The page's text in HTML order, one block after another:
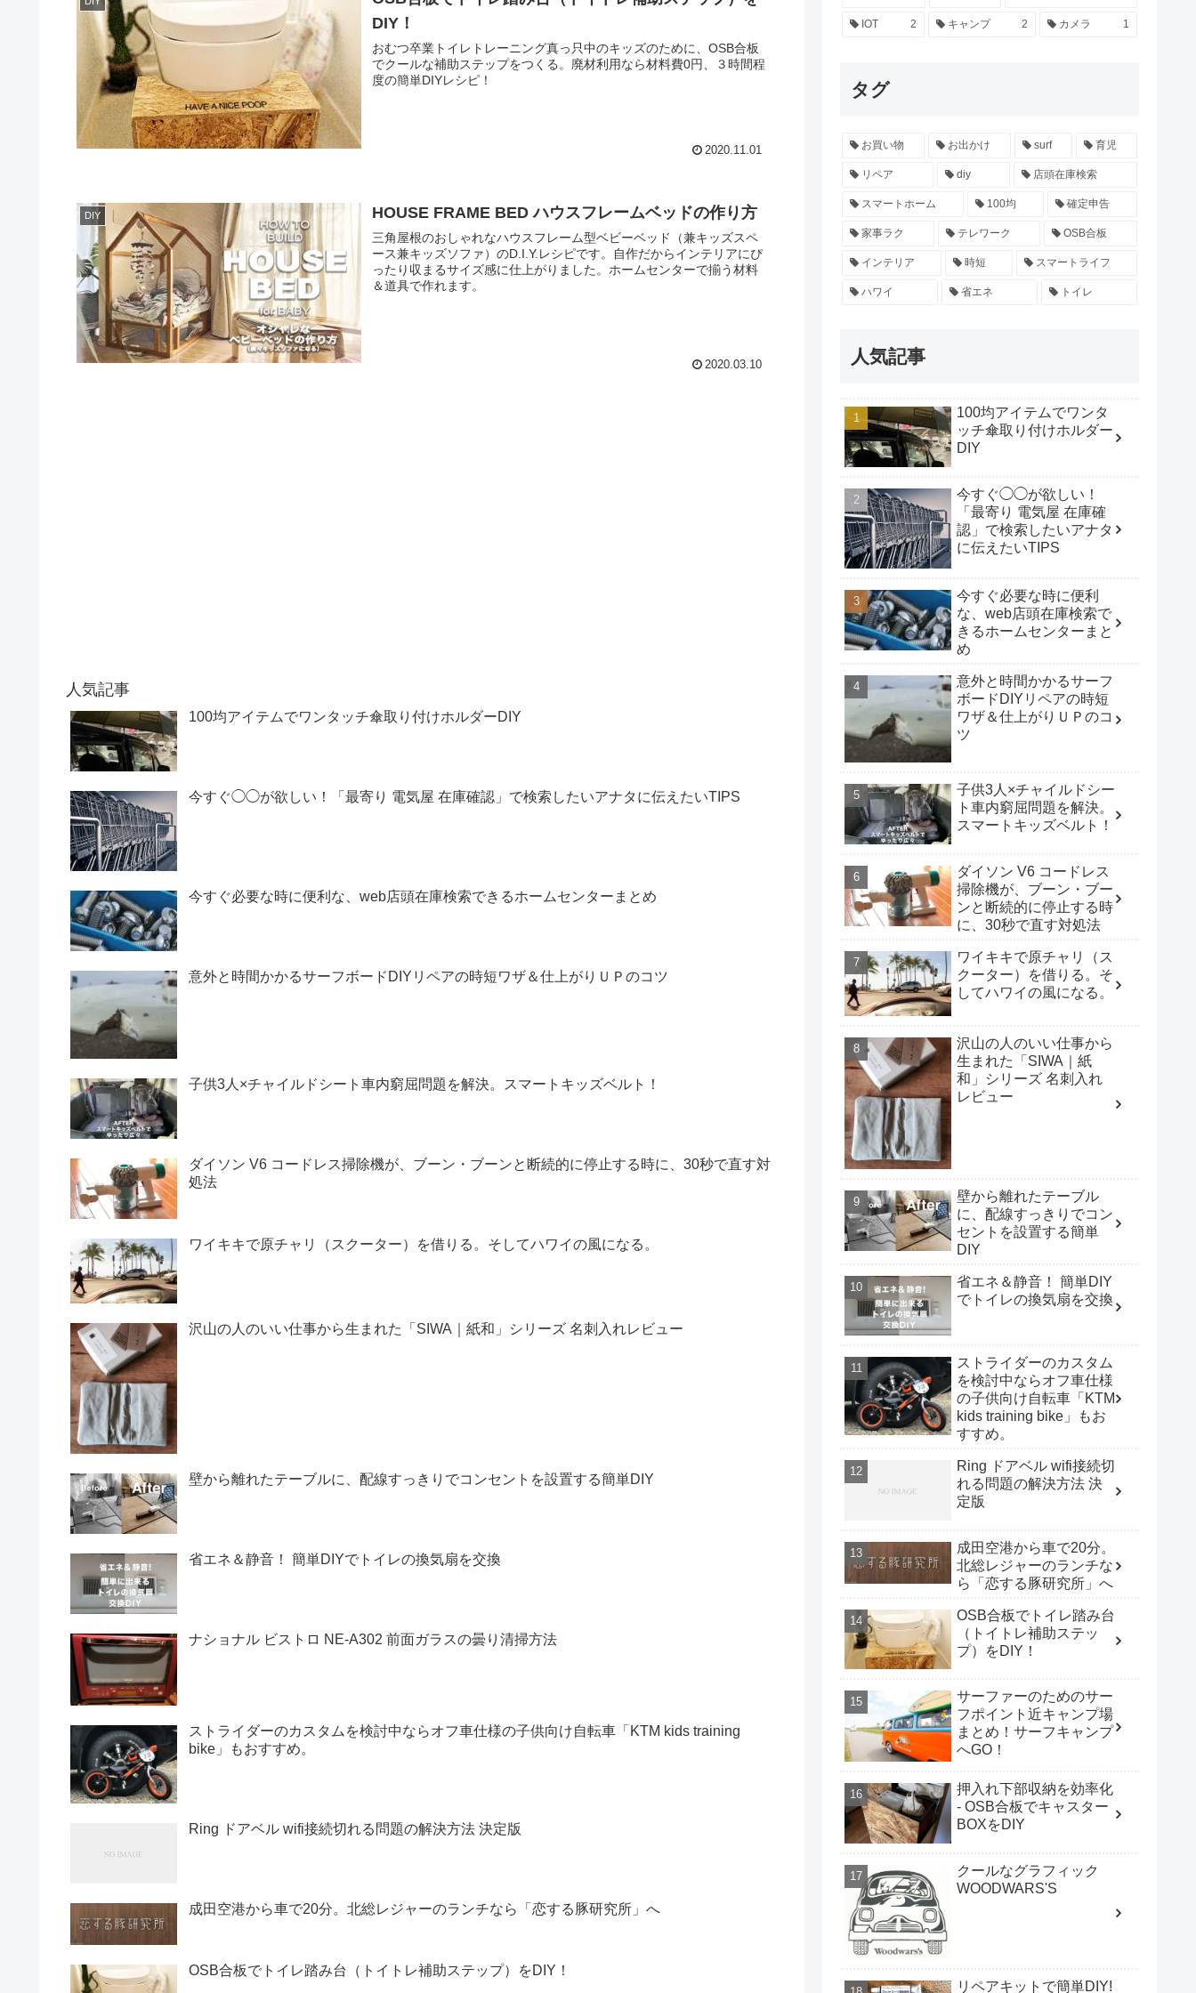
DIY！
おむつ卒業トイレトレーニング真っ只中のキッズのために、OSB合板
でクールな補助ステップをつくる。廃材利用なら材料費0円、３時間程
度の簡単DIYレシピ！
2020.11.01
DIY HOUSE FRAME BED ハウスフレームベッドの作り方
三角屋根のおしゃれなハウスフレーム型ベビーベッド（兼キッズスペ
ース兼キッズソファ）のD.I.Y.レシピです。自作だからインテリアにぴ
ったり収まるサイズ感に仕上がりました。ホームセンターで揃う材料
＆道具で作れます。
2020.03.10
人気記事
100均アイテムでワンタッチ傘取り付けホルダーDIY
今すぐ◯◯が欲しい！「最寄り 電気屋 在庫確認」で検索したいアナタに伝えたいTIPS
今すぐ必要な時に便利な、web店頭在庫検索できるホームセンターまとめ
意外と時間かかるサーフボードDIYリペアの時短ワザ＆仕上がりＵＰのコツ
子供3人×チャイルドシート車内窮屈問題を解決。スマートキッズベルト！
ダイソン V6 コードレス掃除機が、ブーン・ブーンと断続的に停止する時に、30秒で直す対
処法
ワイキキで原チャリ（スクーター）を借りる。そしてハワイの風になる。
沢山の人のいい仕事から生まれた「SIWA｜紙和」シリーズ 名刺入れレビュー
壁から離れたテーブルに、配線すっきりでコンセントを設置する簡単DIY
省エネ＆静音！ 簡単DIYでトイレの換気扇を交換
ナショナル ビストロ NE-A302 前面ガラスの曇り清掃方法
ストライダーのカスタムを検討中ならオフ車仕様の子供向け自転車「KTM kids training
bike」もおすすめ。
Ring ドアベル wifi接続切れる問題の解決方法 決定版
成田空港から車で20分。北総レジャーのランチなら「恋する豚研究所」へ
OSB合板でトイレ踏み台（トイトレ補助ステップ）をDIY！
IOT 2 キャンプ 2 カメラ 1
タグ
お買い物 お出かけ surf 育児
リペア diy 店頭在庫検索
スマートホーム 100均 確定申告
家事ラク テレワーク OSB合板
インテリア 時短 スマートライフ
ハワイ 省エネ トイレ
人気記事
100均アイテムでワンタ
ッチ傘取り付けホルダー
DIY
今すぐ◯◯が欲しい！
「最寄り 電気屋 在庫確
認」で検索したいアナタ
に伝えたいTIPS
今すぐ必要な時に便利
な、web店頭在庫検索で
きるホームセンターまと
め
意外と時間かかるサーフ
ボードDIYリペアの時短
ワザ＆仕上がりＵＰのコ
ツ
子供3人×チャイルドシー
ト車内窮屈問題を解決。
スマートキッズベルト！
ダイソン V6 コードレス
掃除機が、ブーン・ブー
ンと断続的に停止する時
に、30秒で直す対処法
ワイキキで原チャリ（ス
クーター）を借りる。そ
してハワイの風になる。
沢山の人のいい仕事から
生まれた「SIWA｜紙
和」シリーズ 名刺入れ
レビュー
壁から離れたテーブル
に、配線すっきりでコン
セントを設置する簡単
DIY
省エネ＆静音！ 簡単DIY
でトイレの換気扇を交換
ストライダーのカスタム
を検討中ならオフ車仕様
の子供向け自転車「KTM
kids training bike」もお
すすめ。
Ring ドアベル wifi接続切
れる問題の解決方法 決
定版
成田空港から車で20分。
北総レジャーのランチな
ら「恋する豚研究所」へ
OSB合板でトイレ踏み台
（トイトレ補助ステッ
プ）をDIY！
サーファーのためのサー
フポイント近キャンプ場
まとめ！サーフキャンプ
へGO！
押入れ下部収納を効率化
- OSB合板でキャスター
BOXをDIY
クールなグラフィック
WOODWARS'S
リペアキットで簡単DIY!